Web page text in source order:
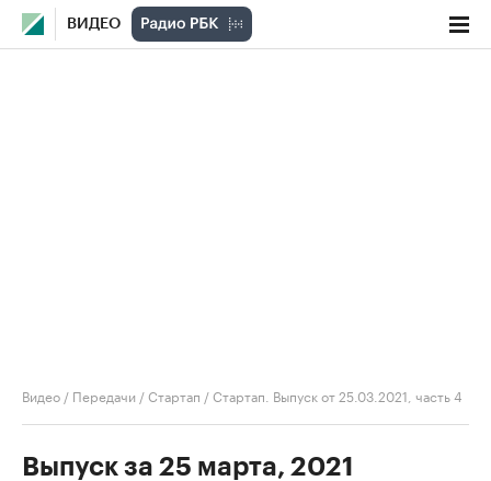
ВИДЕО
Видео / Передачи /Стартап /Стартап. Выпуск от 25.03.2021, часть 4
Выпуск за 25 марта, 2021